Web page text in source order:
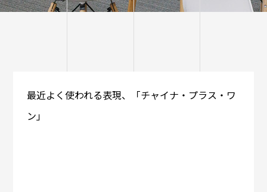
最近よく使われる表現、「チャイナ・プラス・ワ
ン」